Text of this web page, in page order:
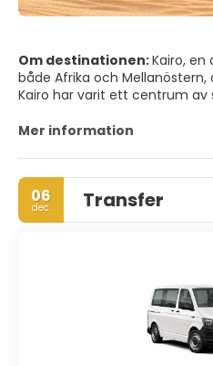
Om destinationen:Kairo, en
både Afrika och Mellanöstern,
Kairo har varit ett centrum
grekisk-romerska till
identiteter har lämnat ett
gör det till en av de mest
Giza-platån, som inkluderar
underverken i den antika
turistattraktion. Pyramidernas
respektingivande. Islamiska
Kairo, görs bäst till fots.
fullt av charmiga små
viktigaste platserna att
Ali-moskén, Khan el Khalili,
Mer information
06
dec. Transfer